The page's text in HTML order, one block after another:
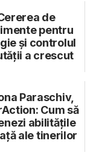
de
pentru
și controlul
a crescut
Paraschiv,
Cum să
abilitățile
ale tinerilor